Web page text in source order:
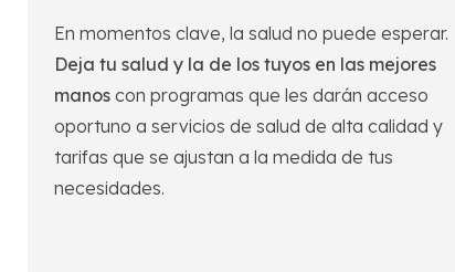
En momentos clave, la salud no puede esperar.
Deja tu salud y la de los tuyos en las mejores
manos con programas que les darán acceso
oportuno a servicios de salud de alta calidad y
tarifas que se ajustan a la medida de tus
necesidades.